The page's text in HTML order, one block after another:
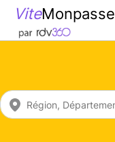
Vite